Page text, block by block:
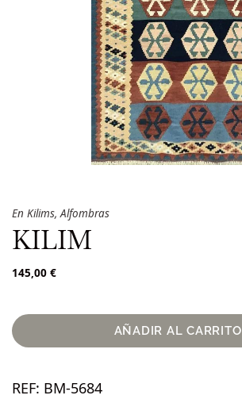
En Kilims, Alfombras
KILIM
145,00 €
AÑADIR AL CARRITO
REF: BM-5684